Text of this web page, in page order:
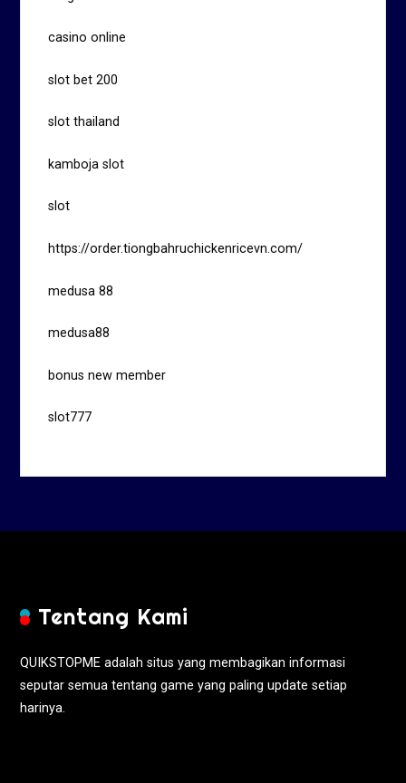
casino online
slot bet 200
slot thailand
kamboja slot
slot
https://order.tiongbahruchickenricevn.com/
medusa 88
medusa88
bonus new member
slot777
Tentang Kami
QUIKSTOPME adalah situs yang membagikan informasi
seputar semua tentang game yang paling update setiap
harinya.